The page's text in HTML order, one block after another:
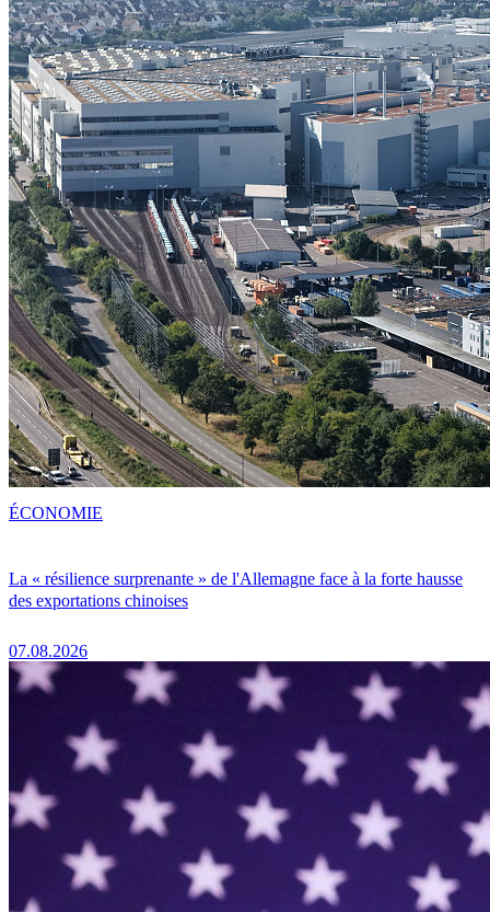
La « résilience surprenante » de l'Allemagne face à la forte hausse
des exportations chinoises
07.08.2026
ÉCONOMIE